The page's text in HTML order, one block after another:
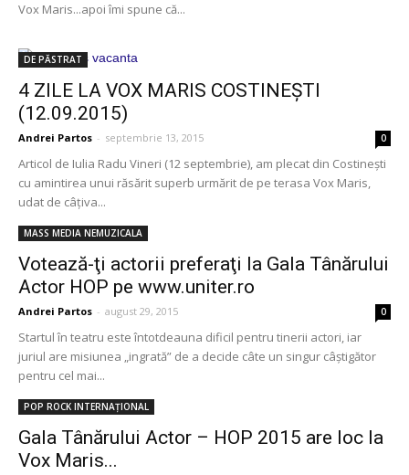
Vox Maris...apoi îmi spune că...
DE PĂSTRAT
4 ZILE LA VOX MARIS COSTINEȘTI
(12.09.2015)
Andrei Partos - septembrie 13, 2015 0
Articol de Iulia Radu Vineri (12 septembrie), am plecat din Costinești
cu amintirea unui răsărit superb urmărit de pe terasa Vox Maris,
udat de câțiva...
MASS MEDIA NEMUZICALA
Votează-ţi actorii preferaţi la Gala Tânărului
Actor HOP pe www.uniter.ro
Andrei Partos - august 29, 2015 0
Startul în teatru este întotdeauna dificil pentru tinerii actori, iar
juriul are misiunea „ingrată” de a decide câte un singur câştigător
pentru cel mai...
POP ROCK INTERNAȚIONAL
Gala Tânărului Actor – HOP 2015 are loc la
Vox Maris...